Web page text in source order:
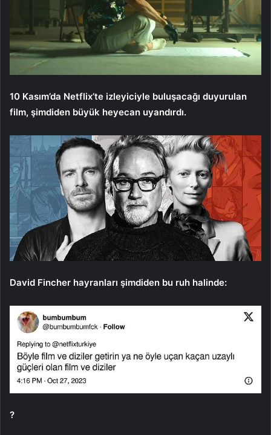
10 Kasım’da Netflix’te izleyiciyle buluşacağı duyurulan
film, şimdiden büyük heyecan uyandırdı.
David Fincher hayranları şimdiden bu ruh halinde:
?